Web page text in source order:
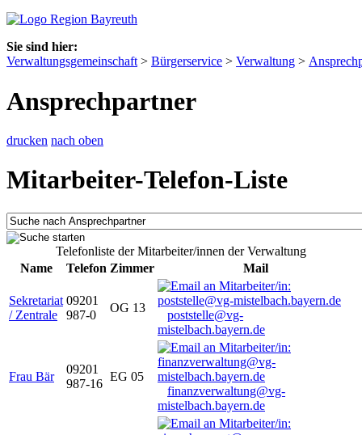
Sie sind hier:
Verwaltungsgemeinschaft > Bürgerservice > Verwaltung >
Ansprechpartner
drucken nach oben
Mitarbeiter-Telefon-Liste
Telefonliste der Mitarbeiter/innen der Verwaltung
Name
Telefon Zimmer Mail
Sekretariat
/ Zentrale
09201
987-0
OG 13
poststelle@vg-
mistelbach.bayern.de
Frau Bär
09201
987-16
EG 05
finanzverwaltung@vg-
mistelbach.bayern.de